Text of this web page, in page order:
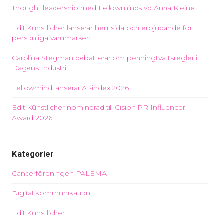
Thought leadership med Fellowminds vd Anna Kleine
Edit Künstlicher lanserar hemsida och erbjudande för
personliga varumärken
Carolina Stegman debatterar om penningtvättsregler i
Dagens Industri
Fellowmind lanserar AI-index 2026
Edit Künstlicher nominerad till Cision PR Influencer
Award 2026
Kategorier
Cancerföreningen PALEMA
Digital kommunikation
Edit Künstlicher